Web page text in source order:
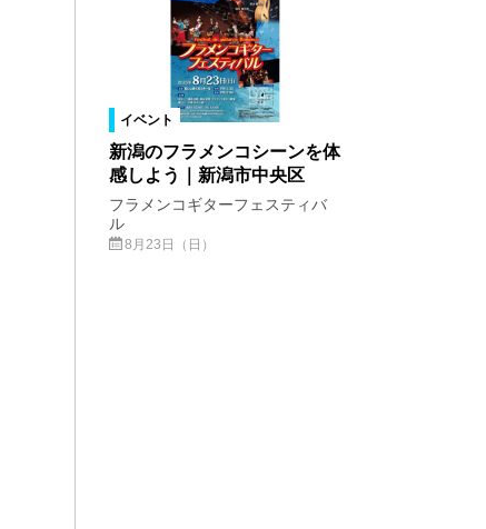
イベント
新潟のフラメンコシーンを体
感しよう｜新潟市中央区
フラメンコギターフェスティバ
ル
8月23日（日）